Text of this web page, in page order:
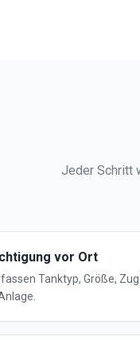
Jeder Schritt
vor Ort
Tanktyp, Größe,